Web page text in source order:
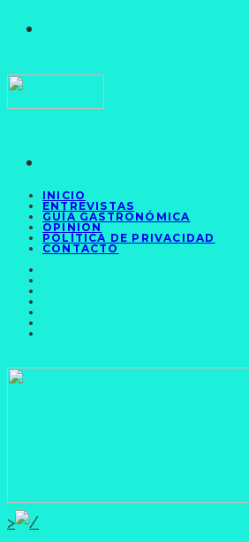
INICIO
ENTREVISTAS
GUÍA GASTRONÓMICA
OPINIÓN
POLÍTICA DE PRIVACIDAD
CONTACTO
>